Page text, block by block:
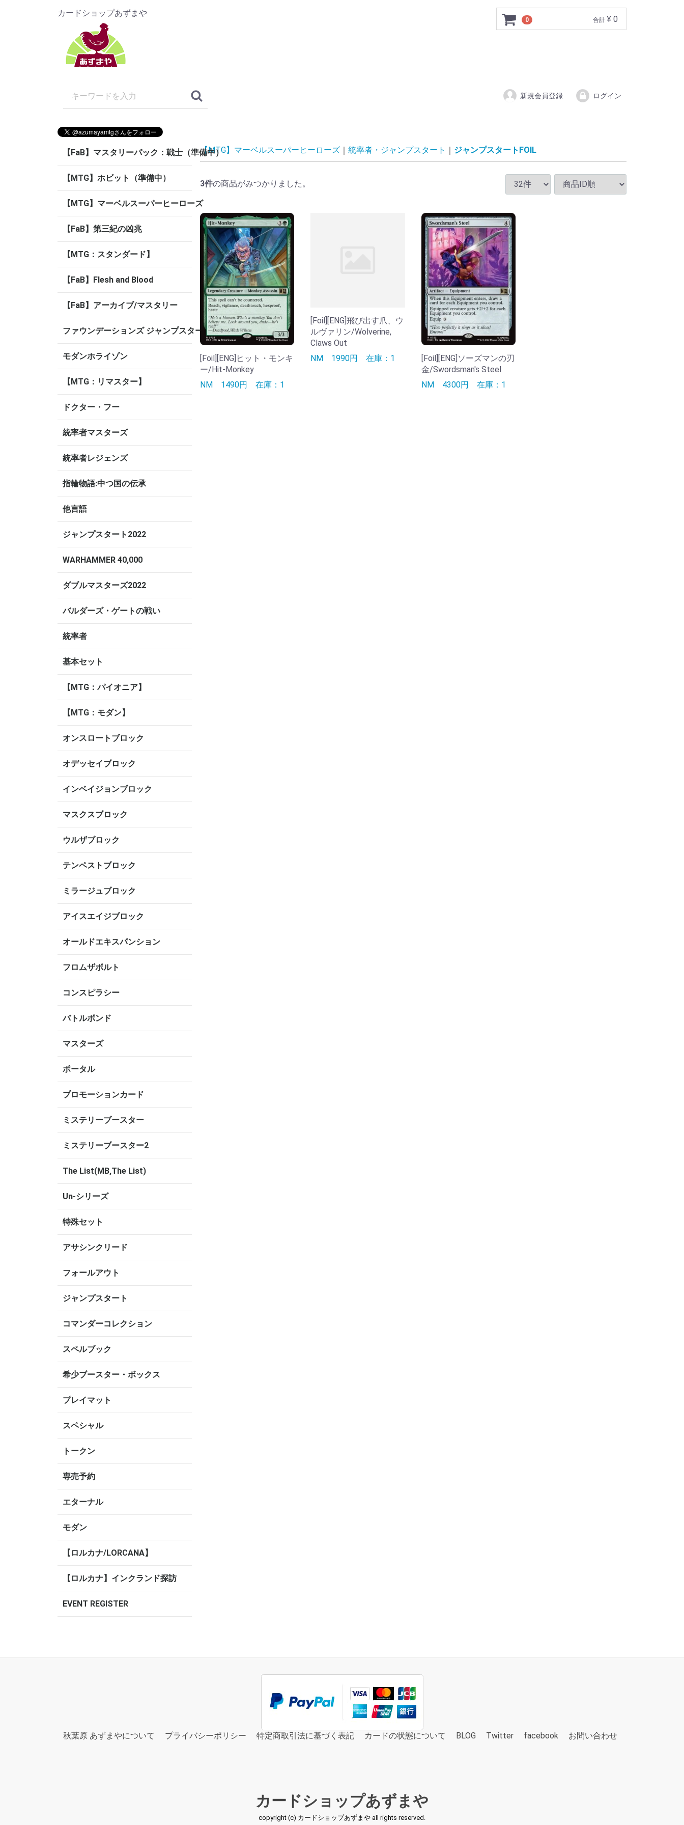
カードショップあずまや
新規会員登録 ログイン
0 合計 ¥ 0
【FaB】マスタリーパック：戦士（準備中）
【MTG】ホビット（準備中）
【MTG】マーベルスーパーヒーローズ
【FaB】第三紀の凶兆
【MTG：スタンダード】
【FaB】Flesh and Blood
【FaB】アーカイブ/マスタリー
ファウンデーションズ ジャンプスタート
モダンホライゾン
【MTG：リマスター】
ドクター・フー
統率者マスターズ
統率者レジェンズ
指輪物語:中つ国の伝承
他言語
ジャンプスタート2022
WARHAMMER 40,000
ダブルマスターズ2022
バルダーズ・ゲートの戦い
統率者
基本セット
【MTG：パイオニア】
【MTG：モダン】
オンスロートブロック
オデッセイブロック
インベイジョンブロック
マスクスブロック
ウルザブロック
テンペストブロック
ミラージュブロック
アイスエイジブロック
オールドエキスパンション
フロムザボルト
コンスピラシー
バトルボンド
マスターズ
ポータル
プロモーションカード
ミステリーブースター
ミステリーブースター2
The List(MB,The List)
Un-シリーズ
特殊セット
アサシンクリード
フォールアウト
ジャンプスタート
コマンダーコレクション
スペルブック
希少ブースター・ボックス
プレイマット
スペシャル
トークン
専売予約
エターナル
モダン
【ロルカナ/LORCANA】
【ロルカナ】インクランド探訪
EVENT REGISTER
【MTG】マーベルスーパーヒーローズ 統率者・ジャンプスタート ジャンプスタートFOIL
3件の商品がみつかりました。
[Foil][ENG]ヒット・モンキ
ー/Hit-Monkey
NM 1490円 在庫：1
[Foil][ENG]飛び出す爪、ウ
ルヴァリン/Wolverine,
Claws Out
NM 1990円在庫：1
[Foil][ENG]ソーズマンの刃
金/Swordsman's Steel
NM 4300円 在庫：1
秋葉原 あずまやについて プライバシーポリシー 特定商取引法に基づく表記 カードの状態について BLOG Twitter facebook お問い合わせ
カードショップあずまや
copyright (c) カードショップあずまや all rights reserved.